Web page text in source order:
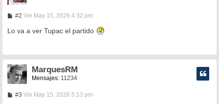
#2M
n
e
Vie May 15, 2026 4:32 pm
Lo va a ver Tupac el partido
MarquesRM
Mensajes: 11234
#3MVie May 15, 2026 5:13 pm